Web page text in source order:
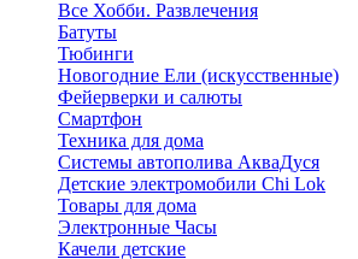
Все Хобби. Развлечения
Батуты
Тюбинги
Новогодние Ели (искусственные)
Фейерверки и салюты
Смартфон
Техника для дома
Системы автополива АкваДуся
Детские электромобили Chi Lok
Товары для дома
Электронные Часы
Качели детские